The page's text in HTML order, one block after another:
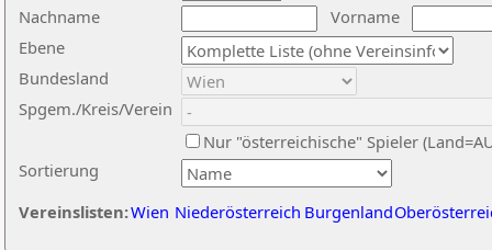
Nachname
Vorname
Ebene
Sortierung
Bundesland
Spgem./Kreis/Verein
Nur "österreichische" Spieler
Vereinslisten:Wien Niederösterreich Burgenland